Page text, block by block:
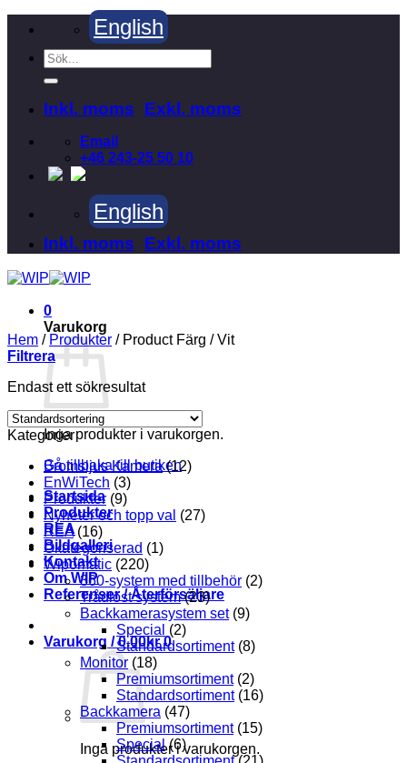
content
English
Sök
efter:
Inkl. moms Exkl. moms
Email
+46 243-25 50 10
English
Inkl. moms Exkl. moms
0
Varukorg
Inga produkter i varukorgen.
Gå tillbaka till butiken
Startsida
Produkter
REA
Bildgalleri
Kontakt
Om WIP
Referenser / Återförsäljare
Varukorg /0.00kr 0
Inga produkter i varukorgen.
Hem / Produkter /Product Färg /Vit
Filtrera
Endast ett sökresultat
Kategorier
Bromsljus Kamera (12)
EnWiTech (3)
Produkter (9)
Nyheter och topp val (27)
REA (16)
Okategoriserad (1)
Wipomatic (220)
360-system med tillbehör (2)
Trådlöst system (23)
Backkamerasystem set (9)
Special (2)
Standardsortiment (8)
Monitor (18)
Premiumsortiment (2)
Standardsortiment (16)
Backkamera (47)
Premiumsortiment (15)
Special (6)